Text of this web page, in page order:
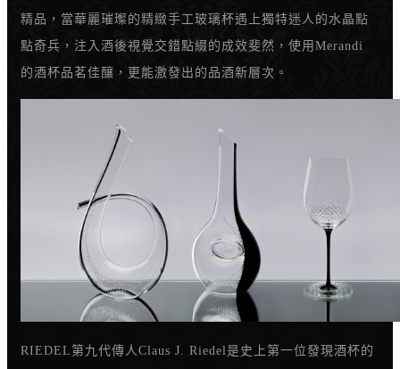
精品，當華麗璀璨的精緻手工玻璃杯遇上獨特迷人的水晶點
點奇兵，注入酒後視覺交錯點綴的成效斐然，使用Merandi
的酒杯品茗佳釀，更能激發出的品酒新層次。
RIEDEL第九代傳人Claus J. Riedel是史上第一位發現酒杯的